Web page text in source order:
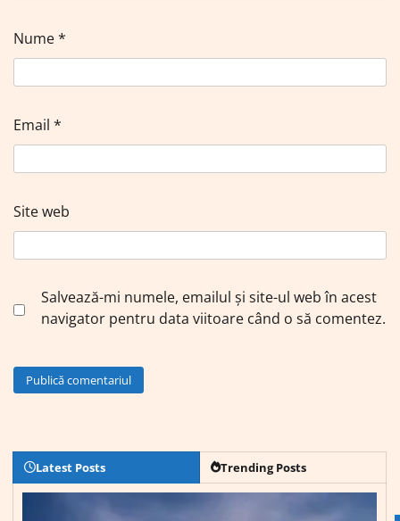
Nume*
Email *
Site web
Salvează-mi numele, emailul și site-ul web în acest
navigator pentru data viitoare când o să comentez.
Latest Posts Trending Posts